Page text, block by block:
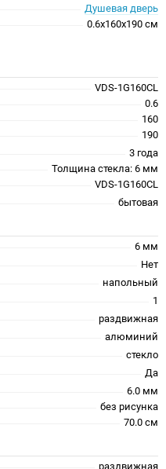
Душевая дверь
0.6x160x190 см
VDS-1G160CL
0.6
160
190
3 года
Толщина стекла: 6 мм
VDS-1G160CL
бытовая
6 мм
Нет
напольный
1
раздвижная
алюминий
стекло
Да
6.0 мм
без рисунка
70.0 см
раздвижная